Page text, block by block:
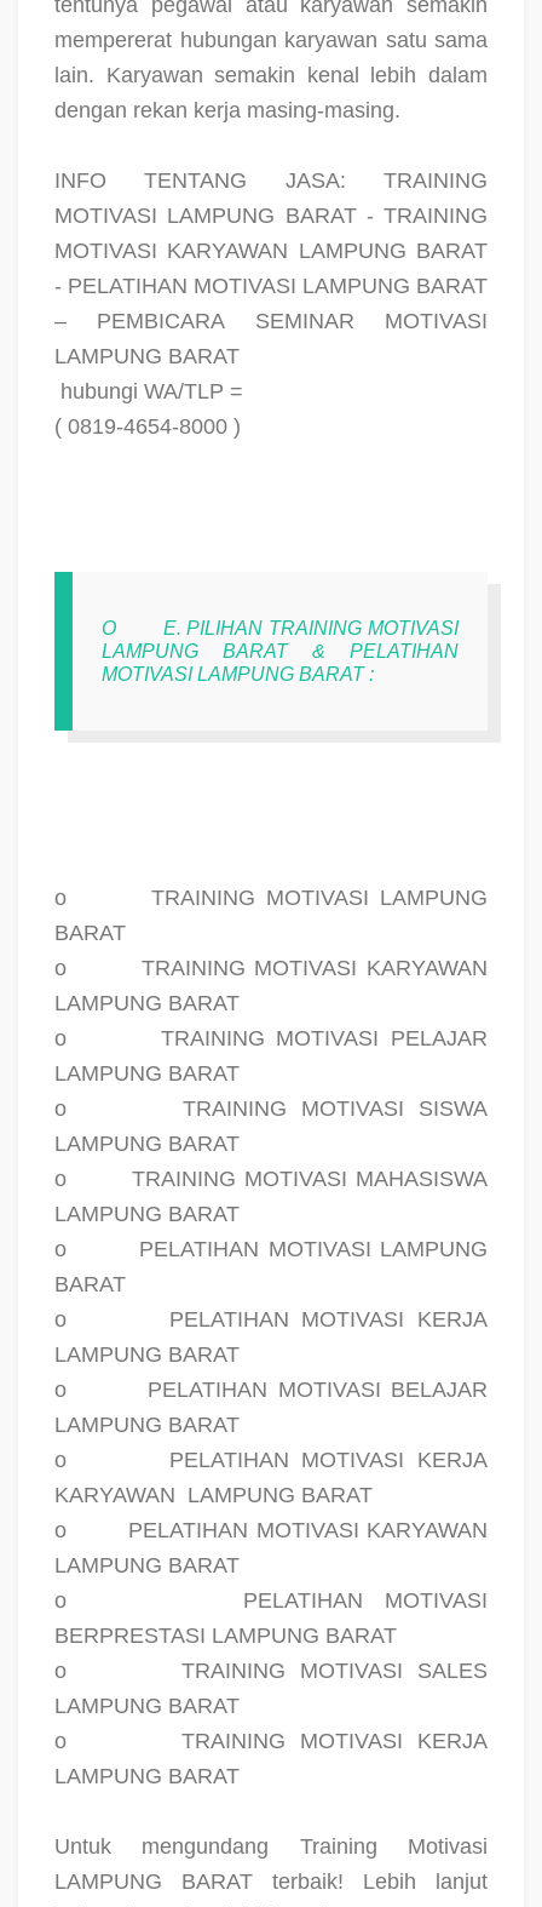
mempererat hubungan karyawan satu sama
lain. Karyawan semakin kenal lebih dalam
dengan rekan kerja masing-masing.
INFO TENTANG JASA: TRAINING
MOTIVASI LAMPUNG BARAT - TRAINING
MOTIVASI KARYAWAN LAMPUNG BARAT
- PELATIHAN MOTIVASI LAMPUNG BARAT
– PEMBICARA SEMINAR MOTIVASI
LAMPUNG BARAT
hubungi WA/TLP =
( 0819-4654-8000 )
O
E. PILIHAN TRAINING MOTIVASI
LAMPUNG BARAT & PELATIHAN
MOTIVASI LAMPUNG BARAT :
o
TRAINING MOTIVASI LAMPUNG
BARAT
o
TRAINING MOTIVASI KARYAWAN
LAMPUNG BARAT
o
TRAINING MOTIVASI PELAJAR
LAMPUNG BARAT
o
TRAINING MOTIVASI SISWA
LAMPUNG BARAT
o
TRAINING MOTIVASI MAHASISWA
LAMPUNG BARAT
o
PELATIHAN MOTIVASI LAMPUNG
BARAT
o
PELATIHAN MOTIVASI KERJA
LAMPUNG BARAT
o
PELATIHAN MOTIVASI BELAJAR
LAMPUNG BARAT
o
PELATIHAN MOTIVASI KERJA
KARYAWAN LAMPUNG BARAT
o
PELATIHAN MOTIVASI KARYAWAN
LAMPUNG BARAT
o
PELATIHAN MOTIVASI
BERPRESTASI LAMPUNG BARAT
o
TRAINING MOTIVASI SALES
LAMPUNG BARAT
o
TRAINING MOTIVASI KERJA
LAMPUNG BARAT
Untuk mengundang Training Motivasi
LAMPUNG BARAT terbaik! Lebih lanjut